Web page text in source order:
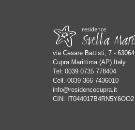
via Cesare Battisti, 7 - 63064
Cupra Marittima (AP) Italy
Tel: 0039 0735 778404
Cell. 0039 366 7436010
info@residencecupra.it
CIN: IT044017B4RN5Y6OO2